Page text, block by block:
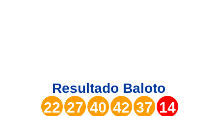
Lotería del Quindio
Resultado Baloto
22 27 40 42 37 14